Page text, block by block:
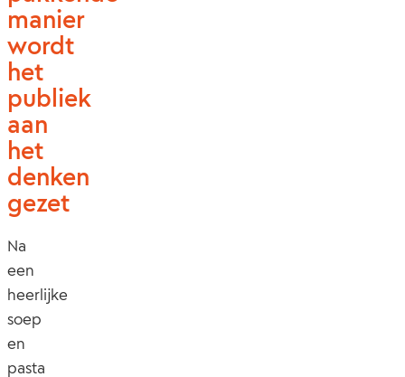
manier
wordt
het
publiek
aan
het
denken
gezet
Na
een
heerlijke
soep
en
pasta